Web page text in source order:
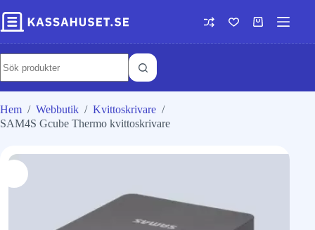
Hem / Webbutik / Kvittoskrivare /
SAM4S Gcube Thermo kvittoskrivare